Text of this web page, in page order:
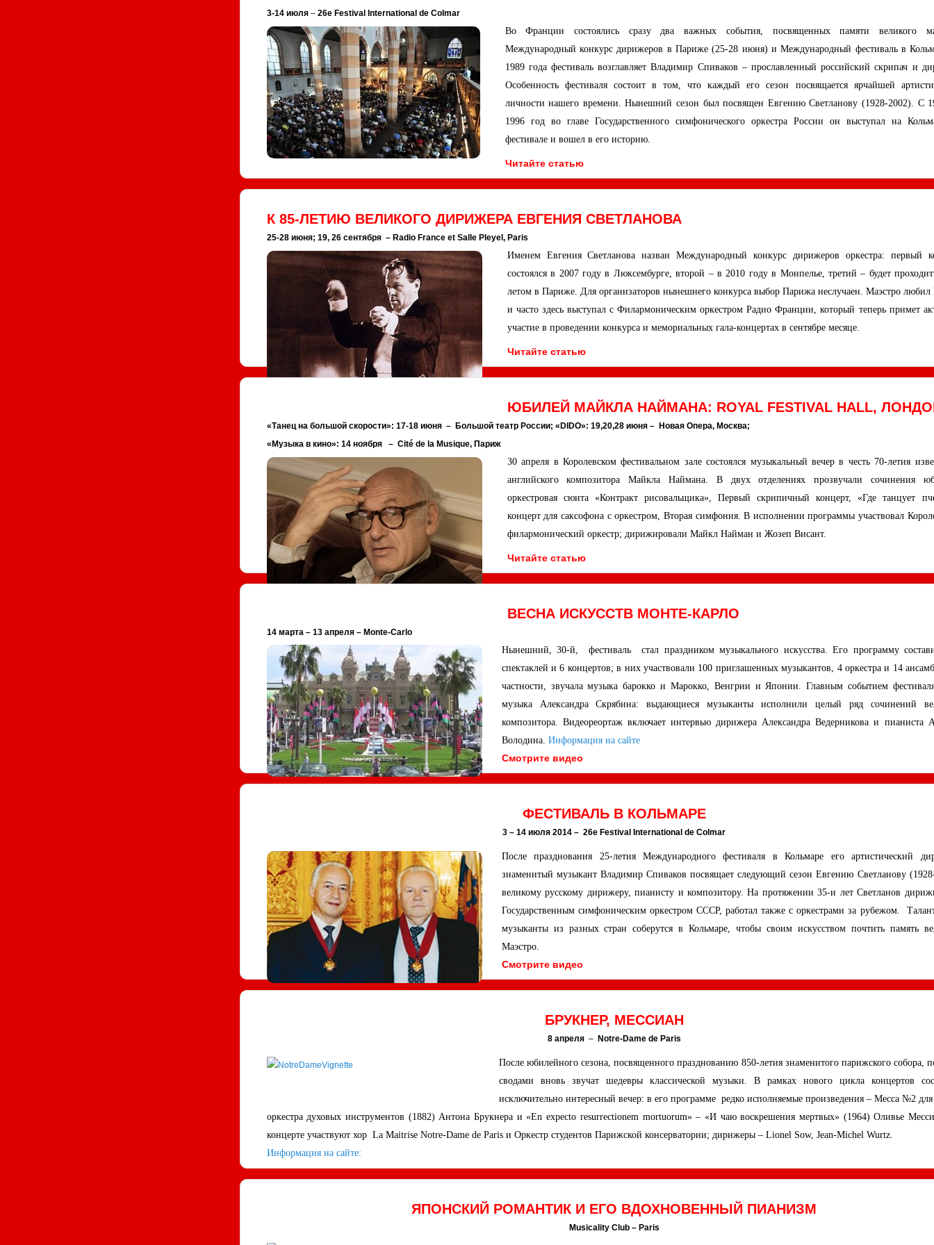
3-14 июля– 26e Festival International de Colmar
Во Франции состоялись сразу два важных события, посвященных памяти великого
Международный конкурс дирижеров в Париже (25-28 июня) и Международный фестиваль в
1989 года фестиваль возглавляет Владимир Спиваков – прославленный российский скрипач и
Особенность фестиваля состоит в том, что каждый его сезон посвящается ярчайшей
личности нашего времени. Нынешний сезон был посвящен Евгению Светланову (1928-2002). С
1996 год во главе Государственного симфонического оркестра России он выступал на
фестивале и вошел в его историю.
Читайте статью
К 85-ЛЕТИЮ ВЕЛИКОГО ДИРИЖЕРА ЕВГЕНИЯ СВЕТЛАНОВА
25-28 июня; 19, 26 сентября – Radio France et Salle Pleyel, Paris
Именем Евгения Светланова назван Международный конкурс дирижеров оркестра: первый
состоялся в 2007 году в Люксембурге, второй – в 2010 году в Монпелье, третий – будет
летом в Париже. Для организаторов нынешнего конкурса выбор Парижа неслучаен. Маэстро
и часто здесь выступал с Филармоническим оркестром Радио Франции, который теперь примет
участие в проведении конкурса и мемориальных гала-концертах в сентябре месяце.
Читайте статью
ЮБИЛЕЙ МАЙКЛА НАЙМАНА: ROYAL FESTIVAL HALL,
«Танец на большой скорости»: 17-18 июня – Большой театр России; «DIDO»: 19,20,28 июня – Новая Опера, Москва;
«Музыка в кино»: 14 ноября – Cité de la Musique, Париж
30 апреля в Королевском фестивальном зале состоялся музыкальный вечер в честь 70-летия
английского композитора Майкла Наймана. В двух отделениях прозвучали сочинения
оркестровая сюита «Контракт рисовальщика», Первый скрипичный концерт, «Где танцует
концерт для саксофона с оркестром, Вторая симфония. В исполнении программы участвовал
филармонический оркестр; дирижировали Майкл Найман и Жозеп Висант.
Читайте статью
ВЕСНА ИСКУССТВ МОНТЕ-КАРЛО
14 марта – 13 апреля – Monte-Carlo
Нынешний, 30-й, фестиваль стал праздником музыкального искусства. Его программу
спектаклей и 6 концертов; в них участвовали 100 приглашенных музыкантов, 4 оркестра и 14
частности, звучала музыка барокко и Марокко, Венгрии и Японии. Главным событием
музыка Александра Скрябина: выдающиеся музыканты исполнили целый ряд сочинений
композитора. Видеореортаж включает интервью дирижера Александра Ведерникова и пианиста
Володина. Информация на сайте
Смотрите видео
ФЕСТИВАЛЬ В КОЛЬМАРЕ
3 – 14 июля 2014 –26e Festival International de Colmar
После празднования 25-летия Международного фестиваля в Кольмаре его артистический
знаменитый музыкант Владимир Спиваков посвящает следующий сезон Евгению Светланову
великому русскому дирижеру, пианисту и композитору. На протяжении 35-и лет Светланов
Государственным симфоническим оркестром СССР, работал также с оркестрами за рубежом.
музыканты из разных стран соберутся в Кольмаре, чтобы своим искусством почтить память
Маэстро.
Смотрите видео
БРУКНЕР, МЕССИАН
8 апреля – Notre-Dame de Paris
После юбилейного сезона, посвященного празднованию 850-летия знаменитого парижского собора,
сводами вновь звучат шедевры классической музыки. В рамках нового цикла концертов
исключительно интересный вечер: в его программе редко исполняемые произведения – Месса №2 для
оркестра духовых инструментов (1882) Антона Брукнера и «En expecto resurrectionem mortuorum» – «И чаю воскрешения мертвых» (1964) Оливье
концерте участвуют хор La Maitrise Notre-Dame de Paris и Оркестр студентов Парижской консерватории; дирижеры – Lionel Sow, Jean-Michel Wurtz.
Информация на сайте:
ЯПОНСКИЙ РОМАНТИК И ЕГО ВДОХНОВЕННЫЙ ПИАНИЗМ
Musicality Club – Paris